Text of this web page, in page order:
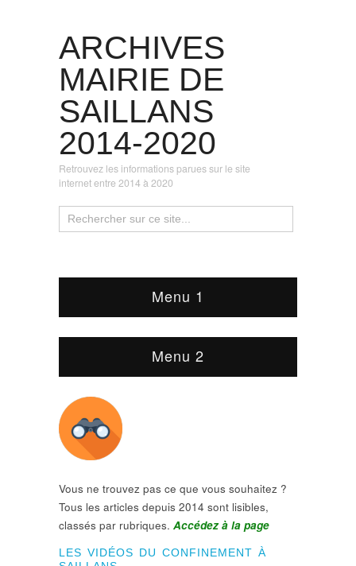
ARCHIVES
MAIRIE DE
SAILLANS
2014-2020
Retrouvez les informations parues sur le site
internet entre 2014 à 2020
Menu 1
Menu 2
Vous ne trouvez pas ce que vous souhaitez ?
Tous les articles depuis 2014 sont lisibles,
classés par rubriques. Accédez à la page
LES VIDÉOS DU CONFINEMENT À